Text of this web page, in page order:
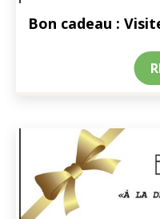
Bon cadeau :